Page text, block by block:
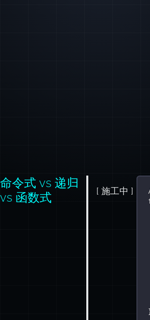
命令式 vs 递归
vs 函数式
[ 施工中 ]